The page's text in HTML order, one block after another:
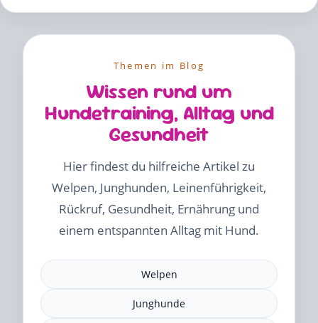
Themen im Blog
Wissen rund um
Hundetraining, Alltag und
Gesundheit
Hier findest du hilfreiche Artikel zu
Welpen, Junghunden, Leinenführigkeit,
Rückruf, Gesundheit, Ernährung und
einem entspannten Alltag mit Hund.
Welpen
Junghunde